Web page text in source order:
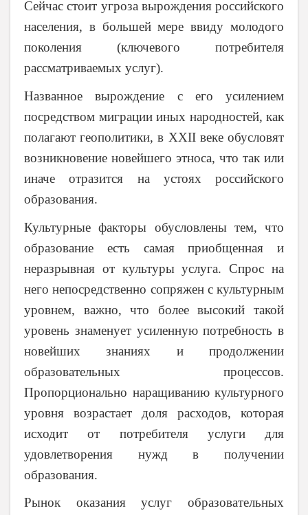
Сейчас стоит угроза вырождения российского
населения, в большей мере ввиду молодого
поколения (ключевого потребителя
рассматриваемых услуг).
Названное вырождение с его усилением
посредством миграции иных народностей, как
полагают геополитики, в XXIIвеке обусловят
возникновение новейшего этноса, что так или
иначе отразится на устоях российского
образования.
Культурные факторы обусловлены тем, что
образование есть самая приобщенная и
неразрывная от культуры услуга. Спрос на
него непосредственно сопряжен с культурным
уровнем, важно, что более высокий такой
уровень знаменует усиленную потребность в
новейших знаниях и продолжении
образовательных процессов.
Пропорционально наращиванию культурного
уровня возрастает доля расходов, которая
исходит от потребителя услуги для
удовлетворения нужд в получении
образования.
Рынок оказания услуг образовательных